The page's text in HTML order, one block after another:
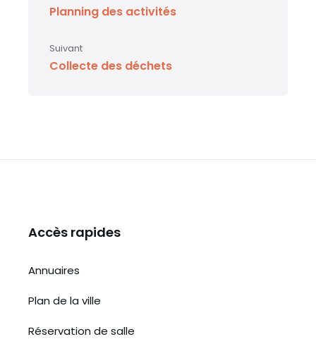
o
k
p
Planning des activités
Suivant
Collecte des déchets
Accès rapides
Annuaires
Plan de la ville
Réservation de salle